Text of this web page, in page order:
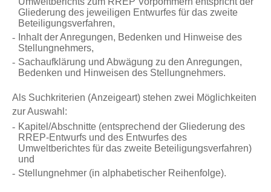
Gliederung des jeweiligen Entwurfes für das zweite
Beteiligungsverfahren,
Inhalt der Anregungen, Bedenken und Hinweise des
Stellungnehmers,
Sachaufklärung und Abwägung zu den Anregungen,
Bedenken und Hinweisen des Stellungnehmers.
Als Suchkriterien (Anzeigeart) stehen zwei Möglichkeiten
zur Auswahl:
Kapitel/Abschnitte (entsprechend der Gliederung des
RREP-Entwurfs und des Entwurfes des
Umweltberichtes für das zweite Beteiligungsverfahren)
und
Stellungnehmer (in alphabetischer Reihenfolge).